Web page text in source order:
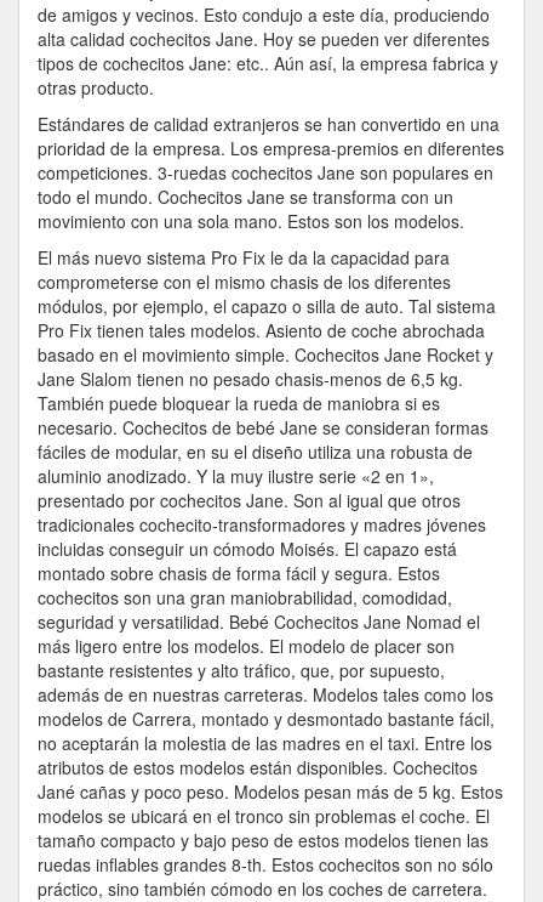
De
Cochecitos
Para
de amigos y vecinos. Esto condujo a este día, produciendo
alta calidad cochecitos Jane. Hoy se pueden ver diferentes
tipos de cochecitos Jane: etc.. Aún así, la empresa fabrica y
otras producto.
Estándares de calidad extranjeros se han convertido en una
prioridad de la empresa. Los empresa-premios en diferentes
competiciones. 3-ruedas cochecitos Jane son populares en
todo el mundo. Cochecitos Jane se transforma con un
movimiento con una sola mano. Estos son los modelos.
El más nuevo sistema Pro Fix le da la capacidad para
comprometerse con el mismo chasis de los diferentes
módulos, por ejemplo, el capazo o silla de auto. Tal sistema
Pro Fix tienen tales modelos. Asiento de coche abrochada
basado en el movimiento simple. Cochecitos Jane Rocket y
Jane Slalom tienen no pesado chasis-menos de 6,5 kg.
También puede bloquear la rueda de maniobra si es
necesario. Cochecitos de bebé Jane se consideran formas
fáciles de modular, en su el diseño utiliza una robusta de
aluminio anodizado. Y la muy ilustre serie «2 en 1»,
presentado por cochecitos Jane. Son al igual que otros
tradicionales cochecito-transformadores y madres jóvenes
incluidas conseguir un cómodo Moisés. El capazo está
montado sobre chasis de forma fácil y segura. Estos
cochecitos son una gran maniobrabilidad, comodidad,
seguridad y versatilidad. Bebé Cochecitos Jane Nomad el
más ligero entre los modelos. El modelo de placer son
bastante resistentes y alto tráfico, que, por supuesto,
además de en nuestras carreteras. Modelos tales como los
modelos de Carrera, montado y desmontado bastante fácil,
no aceptarán la molestia de las madres en el taxi. Entre los
atributos de estos modelos están disponibles. Cochecitos
Jané cañas y poco peso. Modelos pesan más de 5 kg. Estos
modelos se ubicará en el tronco sin problemas el coche. El
tamaño compacto y bajo peso de estos modelos tienen las
ruedas inflables grandes 8-th. Estos cochecitos son no sólo
práctico, sino también cómodo en los coches de carretera.